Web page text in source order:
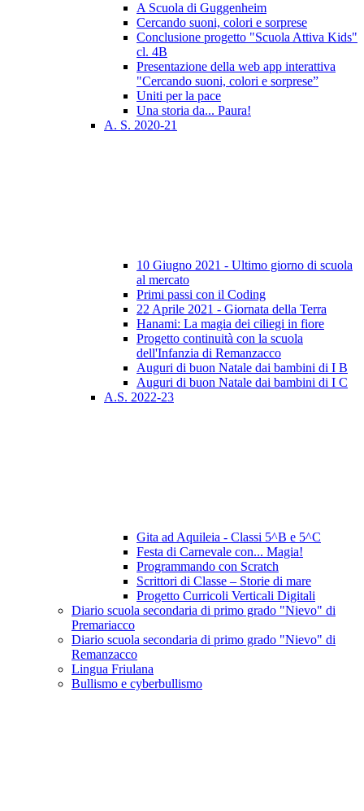
A Scuola di Guggenheim
Cercando suoni, colori e sorprese
Conclusione progetto "Scuola Attiva Kids"
cl. 4B
Presentazione della web app interattiva
"Cercando suoni, colori e sorprese”
Uniti per la pace
Una storia da... Paura!
A. S. 2020-21
10 Giugno 2021 - Ultimo giorno di scuola
al mercato
Primi passi con il Coding
22 Aprile 2021 - Giornata della Terra
Hanami: La magia dei ciliegi in fiore
Progetto continuità con la scuola
dell'Infanzia di Remanzacco
Auguri di buon Natale dai bambini di I B
Auguri di buon Natale dai bambini di I C
A.S. 2022-23
Gita ad Aquileia - Classi 5^B e 5^C
Festa di Carnevale con... Magia!
Programmando con Scratch
Scrittori di Classe – Storie di mare
Progetto Curricoli Verticali Digitali
Diario scuola secondaria di primo grado "Nievo" di
Premariacco
Diario scuola secondaria di primo grado "Nievo" di
Remanzacco
Lingua Friulana
Bullismo e cyberbullismo